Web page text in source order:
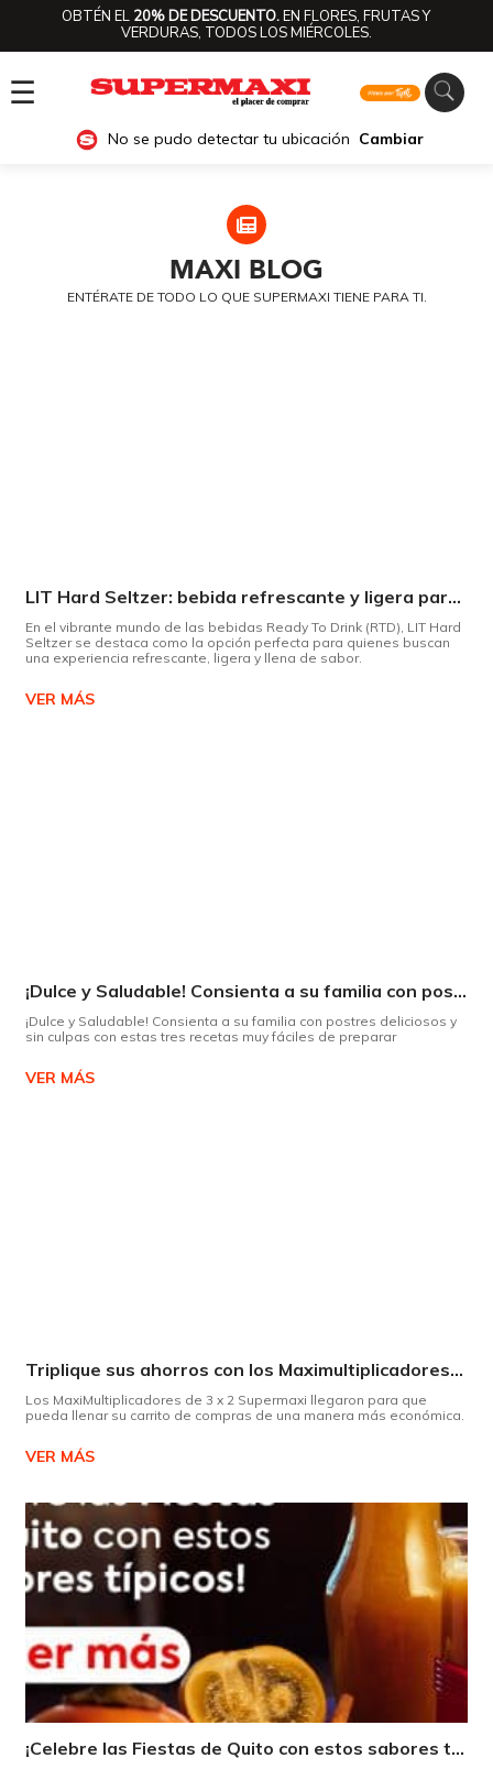
OBTÉN EL 20% DE DESCUENTO.EN FLORES, FRUTAS Y
VERDURAS, TODOS LOS MIÉRCOLES.
☰
No se pudo detectar tu ubicación Cambiar
MAXI BLOG
ENTÉRATE DE TODO LO QUE SUPERMAXI TIENE PARA TI.
LIT Hard Seltzer: bebida refrescante y ligera para disfrutar de este verano
En el vibrante mundo de las bebidas Ready To Drink (RTD), LIT Hard
Seltzer se destaca como la opción perfecta para quienes buscan
una experiencia refrescante, ligera y llena de sabor.
VER MÁS
¡Dulce y Saludable! Consienta a su familia con postres deliciosos y sin culpas
¡Dulce y Saludable! Consienta a su familia con postres deliciosos y
sin culpas con estas tres recetas muy fáciles de preparar
VER MÁS
Triplique sus ahorros con los Maximultiplicadores de Supermaxi
Los MaxiMultiplicadores de 3 x 2 Supermaxi llegaron para que
pueda llenar su carrito de compras de una manera más económica.
VER MÁS
¡Celebre las Fiestas de Quito con estos sabores típicos!